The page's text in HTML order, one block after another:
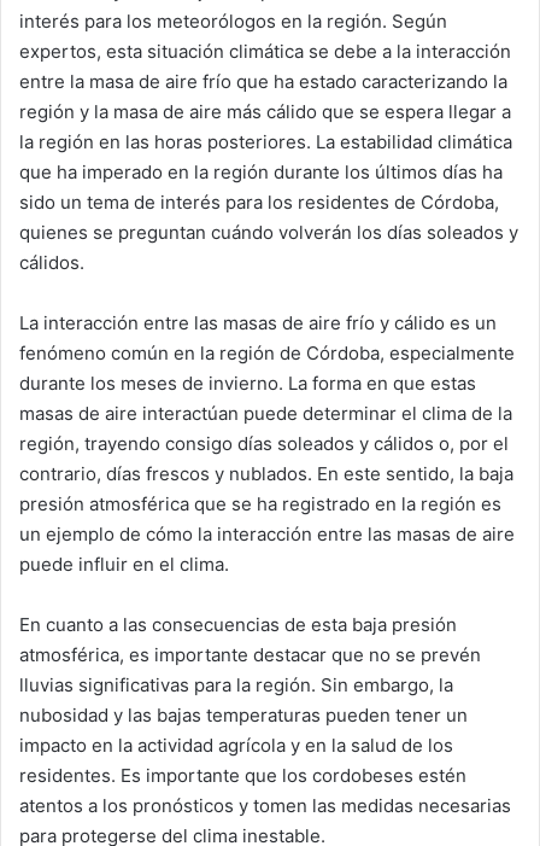
interés para los meteorólogos en la región. Según
expertos, esta situación climática se debe a la interacción
entre la masa de aire frío que ha estado caracterizando la
región y la masa de aire más cálido que se espera llegar a
la región en las horas posteriores. La estabilidad climática
que ha imperado en la región durante los últimos días ha
sido un tema de interés para los residentes de Córdoba,
quienes se preguntan cuándo volverán los días soleados y
cálidos.
La interacción entre las masas de aire frío y cálido es un
fenómeno común en la región de Córdoba, especialmente
durante los meses de invierno. La forma en que estas
masas de aire interactúan puede determinar el clima de la
región, trayendo consigo días soleados y cálidos o, por el
contrario, días frescos y nublados. En este sentido, la baja
presión atmosférica que se ha registrado en la región es
un ejemplo de cómo la interacción entre las masas de aire
puede influir en el clima.
En cuanto a las consecuencias de esta baja presión
atmosférica, es importante destacar que no se prevén
lluvias significativas para la región. Sin embargo, la
nubosidad y las bajas temperaturas pueden tener un
impacto en la actividad agrícola y en la salud de los
residentes. Es importante que los cordobeses estén
atentos a los pronósticos y tomen las medidas necesarias
para protegerse del clima inestable.